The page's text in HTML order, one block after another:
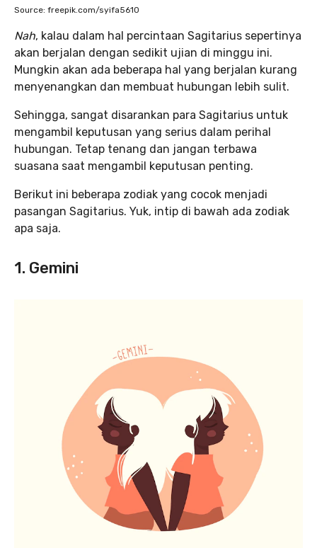
Source: freepik.com/syifa5610
Nah, kalau dalam hal percintaan Sagitarius sepertinya
akan berjalan dengan sedikit ujian di minggu ini.
Mungkin akan ada beberapa hal yang berjalan kurang
menyenangkan dan membuat hubungan lebih sulit.
Sehingga, sangat disarankan para Sagitarius untuk
mengambil keputusan yang serius dalam perihal
hubungan. Tetap tenang dan jangan terbawa
suasana saat mengambil keputusan penting.
Berikut ini beberapa zodiak yang cocok menjadi
pasangan Sagitarius. Yuk, intip di bawah ada zodiak
apa saja.
1. Gemini